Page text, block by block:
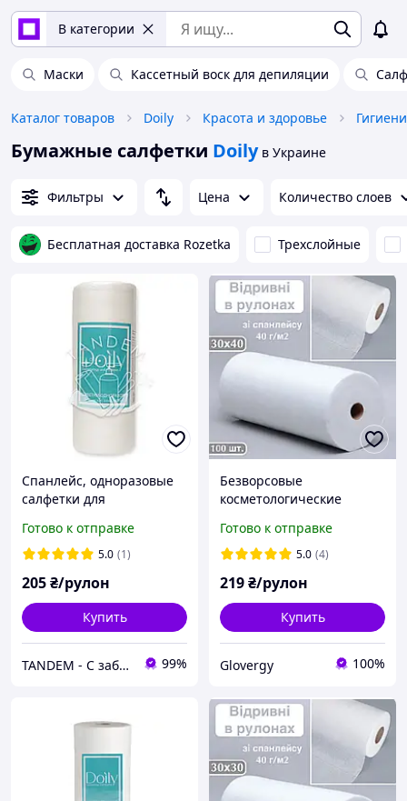
В категории
Маски Кассетный воск для депиляции
Каталог товаров Doily Красота и здоровье
Бумажные салфетки Doily в Украине
Фильтры Цена Количество слоев
Бесплатная доставка Rozetka Трехслойные
Спанлейс, одноразовые
салфетки для
перфорацией DOILY
30*40, 40 г/м2, (100 шт),
Готово к отправке
5.0 (1)
205₴/рулон
Купить
TANDEM - С заботой о Вас и ваших клиентах 99%
Безворсовые
косметологические
рулоне из спанлейса с
гладкой текстурой 100
Готово к отправке
5.0 (4)
219₴/рулон
Купить
Glovergy 100%